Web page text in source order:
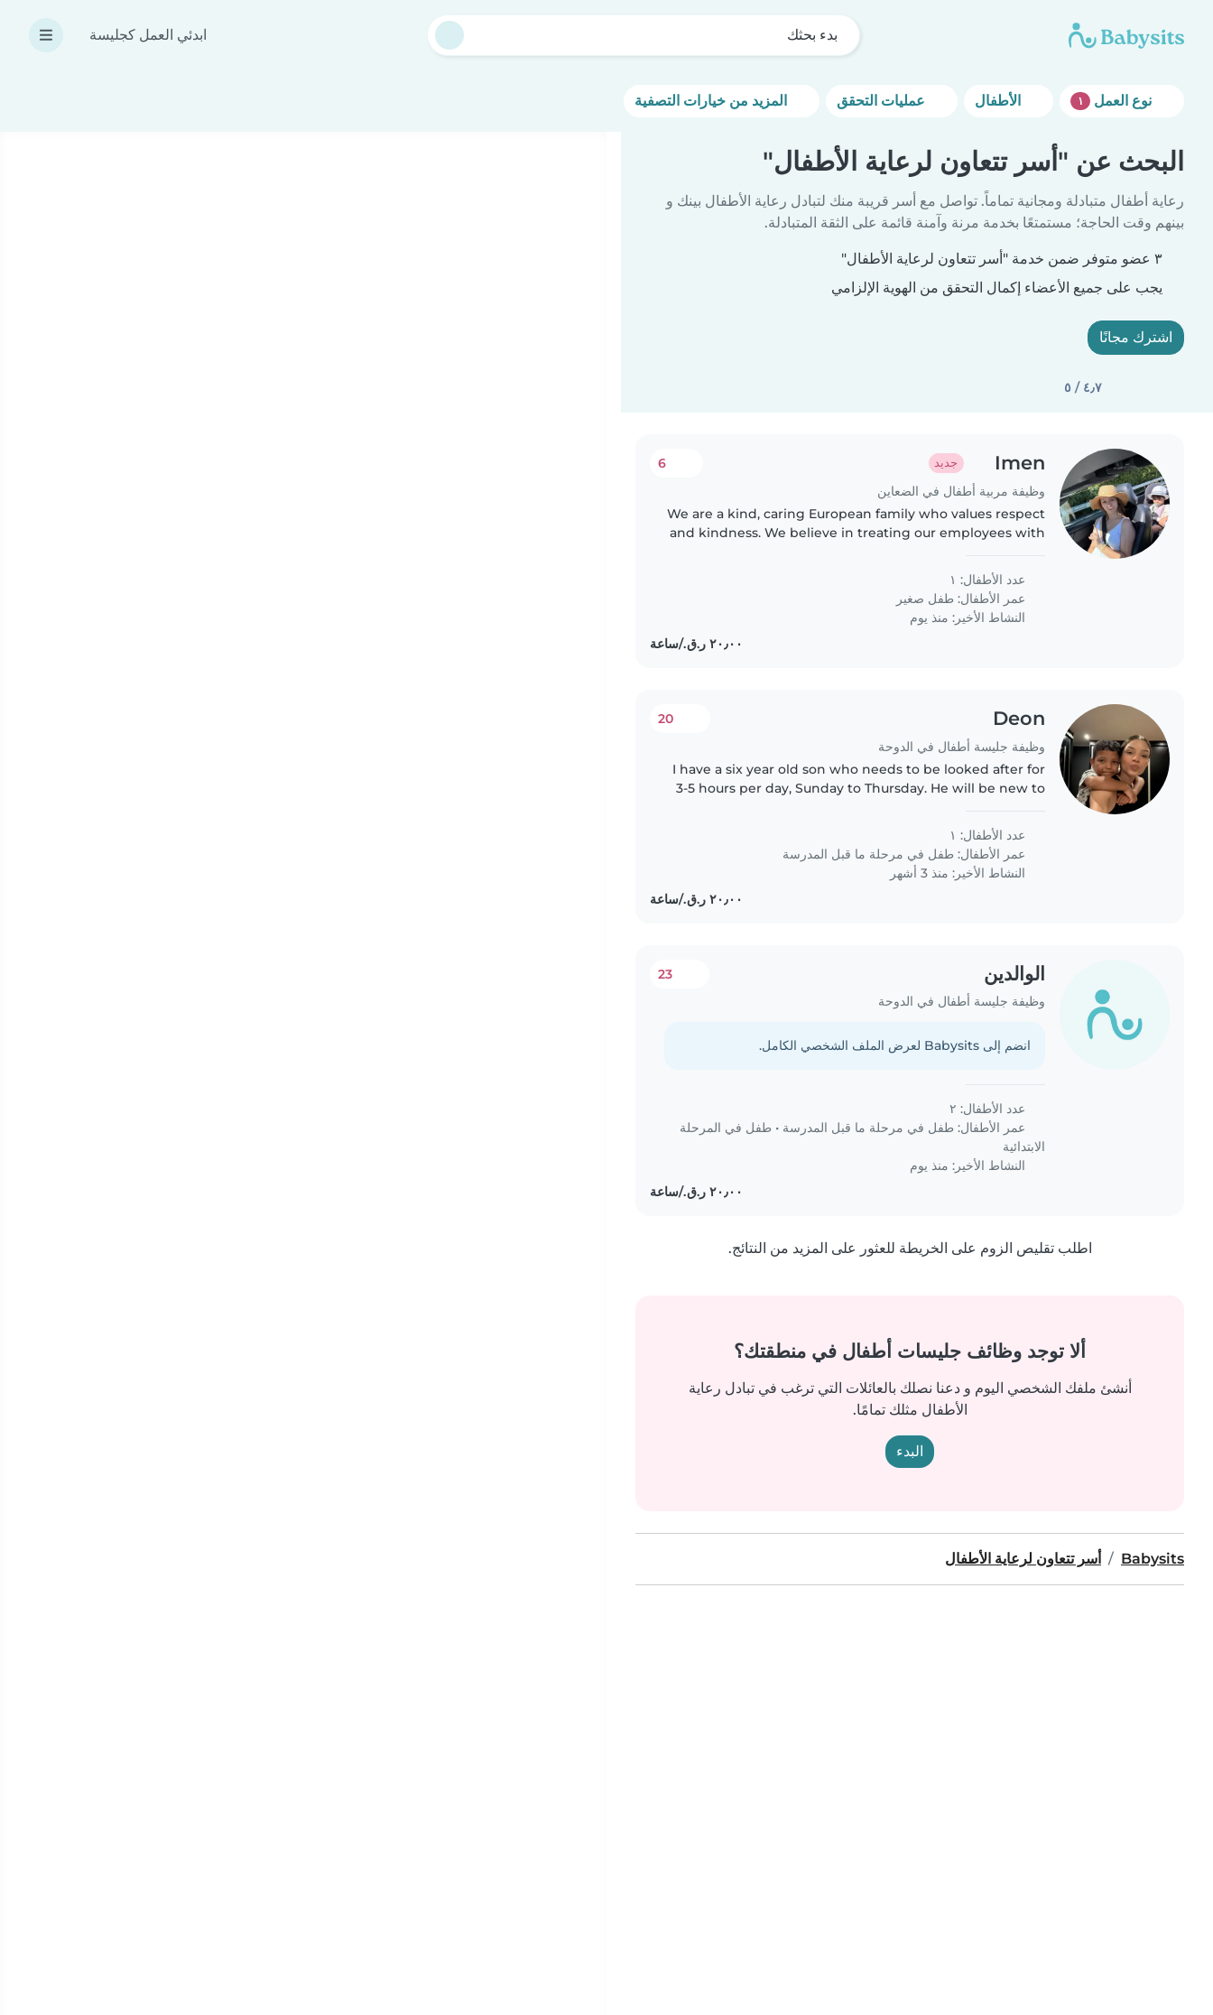
بدء بحثك ابدئي العمل كجليسة
١ المزيد من خيارات التصفية
البحث عن "أسر تتعاون لرعاية الأطفال"
رعاية أطفال متبادلة ومجانية تماماً. تواصل مع أسر قريبة منك لتبادل رعاية الأطفال بينك و
بينهم وقت الحاجة؛ مستمتعًا بخدمة مرنة وآمنة قائمة على الثقة المتبادلة.
٣ عضو متوفر ضمن خدمة "أسر تتعاون لرعاية الأطفال"
يجب على جميع الأعضاء إكمال التحقق من الهوية الإلزامي
اشترك مجانًا
٤٫٧ / ٥
Imen جديد
وظيفة مربية أطفال في الضعاين
6
We are a kind, caring European family who values respect
and kindness. We believe in treating our employees with
and positive..
عدد الأطفال: ١
عمر الأطفال: طفل صغير
النشاط الأخير: منذ يوم
Deon
وظيفة جليسة أطفال في الدوحة
20
I have a six year old son who needs to be looked after for
3-5 hours per day, Sunday to Thursday. He will be new to
his curiosity..
عدد الأطفال: ١
عمر الأطفال: طفل في مرحلة ما قبل المدرسة
النشاط الأخير: منذ 3 أشهر
الوالدين
وظيفة جليسة أطفال في الدوحة
23
انضم إلى Babysits لعرض الملف الشخصي الكامل.
عدد الأطفال: ٢
عمر الأطفال: طفل في مرحلة ما قبل المدرسة • طفل في المرحلة
الابتدائية
النشاط الأخير: منذ يوم
اطلب تقليص الزوم على الخريطة للعثور على المزيد من النتائج.
ألا توجد وظائف جليسات أطفال في منطقتك؟
أنشئ ملفك الشخصي اليوم و دعنا نصلك بالعائلات التي ترغب في تبادل رعاية
الأطفال مثلك تمامًا.
البدء
Babysits أسر تتعاون لرعاية الأطفال